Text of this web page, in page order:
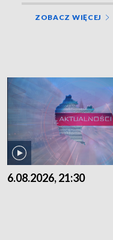
ZOBACZ WIĘCEJ
6.08.2026, 21:30